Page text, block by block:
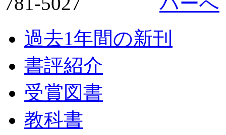
過去1年間の新刊
書評紹介
受賞図書
教科書